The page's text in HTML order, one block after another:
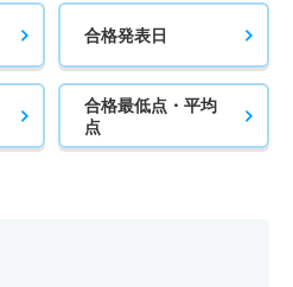
合格発表日
合格最低点・平均
点